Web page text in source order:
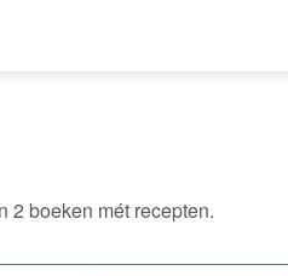
2 boeken mét recepten.